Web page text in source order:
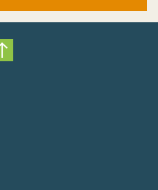
Nach oben scrollen